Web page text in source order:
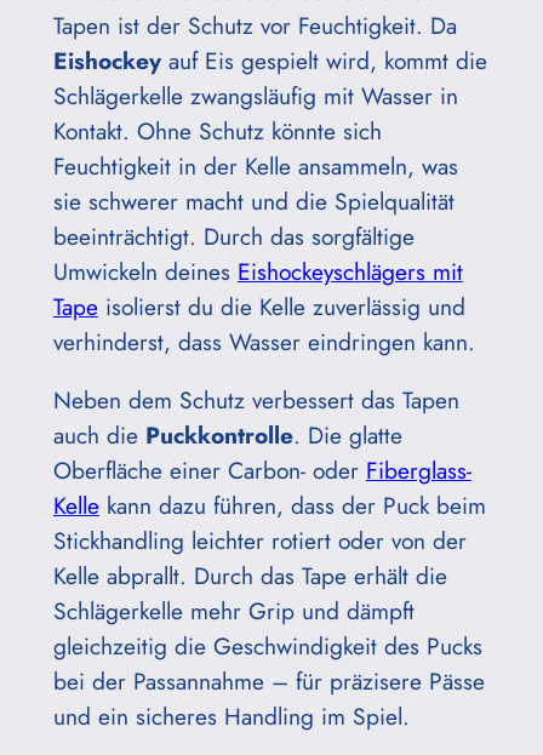
Tapen ist der Schutz vor Feuchtigkeit. Da
Eishockeyauf Eis gespielt wird, kommt die
Schlägerkelle zwangsläufig mit Wasser in
Kontakt. Ohne Schutz könnte sich
Feuchtigkeit in der Kelle ansammeln, was
sie schwerer macht und die Spielqualität
beeinträchtigt. Durch das sorgfältige
Umwickeln deines Eishockeyschlägers mit
Tapeisolierst du die Kelle zuverlässig und
verhinderst, dass Wasser eindringen kann.
Neben dem Schutz verbessert das Tapen
auch die Puckkontrolle. Die glatte
Oberfläche einer Carbon- oder Fiberglass-
Kellekann dazu führen, dass der Puck beim
Stickhandling leichter rotiert oder von der
Kelle abprallt. Durch das Tape erhält die
Schlägerkelle mehr Grip und dämpft
gleichzeitig die Geschwindigkeit des Pucks
bei der Passannahme – für präzisere Pässe
und ein sicheres Handling im Spiel.